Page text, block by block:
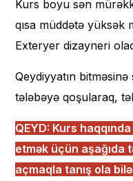
Kurs boyu sən
qısa müddətə yüksək
Exteryer dizayneri
Qeydiyyatın bitməsinə
tələbəyə qoşularaq,
QEYD: Kurs
etmək üçün aşağıda
açmaqla tanış ola